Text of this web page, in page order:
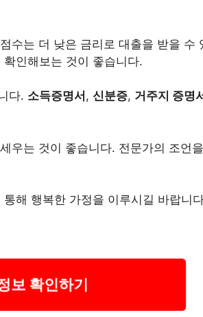
수는 더 낮은 금리로 대출을 받을 수
인해보는 것이 좋습니다.
다. 소득증명서 , 신분증, 거주지 증명
우는 것이 좋습니다. 전문가의 조언
해 행복한 가정을 이루시길 바랍니
보 확인하기